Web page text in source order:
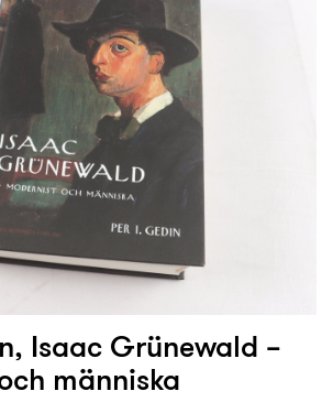
Isaac Grünewald –
människa